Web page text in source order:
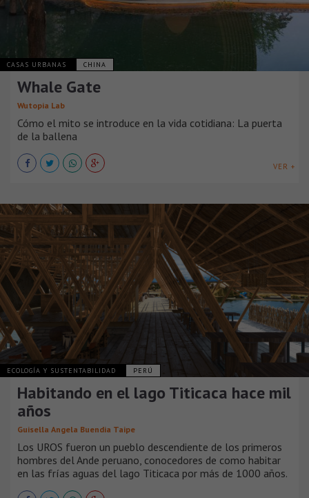
CASAS URBANAS CHINA
Whale Gate
Wutopia Lab
Cómo el mito se introduce en la vida cotidiana: La puerta
de la ballena
VER +
ECOLOGÍA Y SUSTENTABILIDAD PERÚ
Habitando en el lago Titicaca hace mil
años
Guisella Angela Buendia Taipe
Los UROS fueron un pueblo descendiente de los primeros
hombres del Ande peruano, conocedores de como habitar
en las frías aguas del lago Titicaca por más de 1000 años.